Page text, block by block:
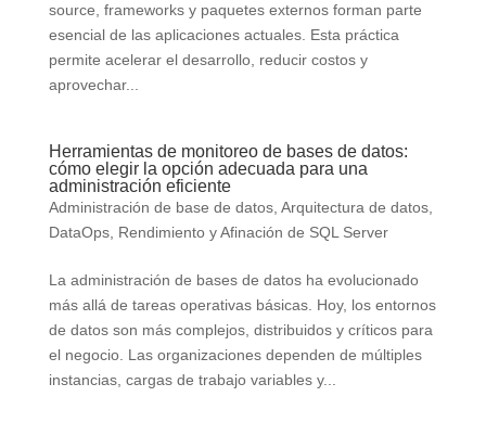
source, frameworks y paquetes externos forman parte
esencial de las aplicaciones actuales. Esta práctica
permite acelerar el desarrollo, reducir costos y
aprovechar...
Herramientas de monitoreo de bases de datos:
cómo elegir la opción adecuada para una
administración eficiente
Administración de base de datos, Arquitectura de datos,
DataOps, Rendimiento y Afinación de SQL Server
La administración de bases de datos ha evolucionado
más allá de tareas operativas básicas. Hoy, los entornos
de datos son más complejos, distribuidos y críticos para
el negocio. Las organizaciones dependen de múltiples
instancias, cargas de trabajo variables y...